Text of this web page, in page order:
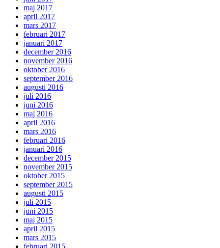
maj 2017
april 2017
mars 2017
februari 2017
januari 2017
december 2016
november 2016
oktober 2016
september 2016
augusti 2016
juli 2016
juni 2016
maj 2016
april 2016
mars 2016
februari 2016
januari 2016
december 2015
november 2015
oktober 2015
september 2015
augusti 2015
juli 2015
juni 2015
maj 2015
april 2015
mars 2015